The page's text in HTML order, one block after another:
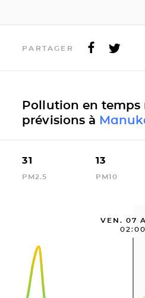
PARTAGER
Pollution en temps
prévisions à
31
PM2.5
13
PM10
VEN. 07
02:00